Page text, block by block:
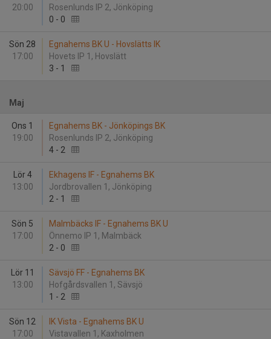
20:00
Rosenlunds IP 2, Jönköping
0 - 0
Sön 28
17:00
Egnahems BK U - Hovslätts IK
Hovets IP 1, Hovslätt
3 - 1
Maj
Ons 1
19:00
Egnahems BK - Jönköpings BK
Rosenlunds IP 2, Jönköping
4 - 2
Lör 4
13:00
Ekhagens IF - Egnahems BK
Jordbrovallen 1, Jönköping
2 - 1
Sön 5
17:00
Malmbäcks IF - Egnahems BK U
Önnemo IP 1, Malmbäck
2 - 0
Lör 11
13:00
Sävsjö FF - Egnahems BK
Hofgårdsvallen 1, Sävsjö
1 - 2
Sön 12
17:00
IK Vista - Egnahems BK U
Vistavallen 1, Kaxholmen